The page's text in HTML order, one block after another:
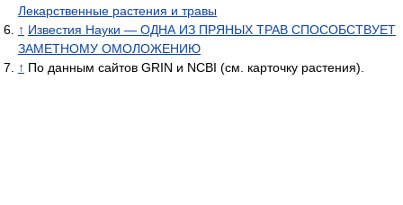
Лекарственные растения и травы
↑ Известия Науки — ОДНА ИЗ ПРЯНЫХ ТРАВ СПОСОБСТВУЕТ
ЗАМЕТНОМУ ОМОЛОЖЕНИЮ
↑ По данным сайтов GRIN и NCBI (см. карточку растения).